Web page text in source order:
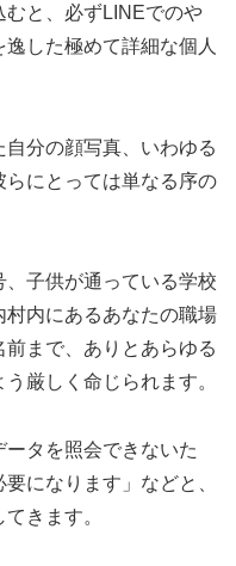
むと、必ずLINEでのや
した極めて詳細な個人
分の顔写真、いわゆる
らにとっては単なる序の
子供が通っている学校
内にあるあなたの職場
まで、ありとあらゆる
厳しく命じられます。
タを照会できないた
になります」などと、
きます。